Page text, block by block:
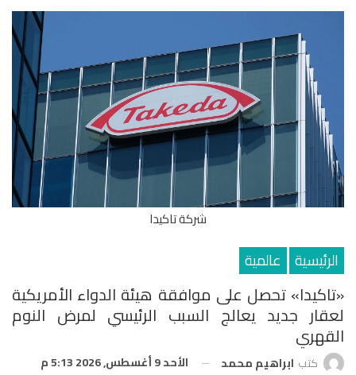
شركة تاكيدا
الرئيسية عالمية
«تاكيدا» تحصل على موافقة هيئة الدواء الأمريكية
لعقار جديد يعالج السبب الرئيسي لمرض النوم
القهري
كتب ابراهيم محمد الأحد 9 أغسطس, 2026 5:13 م